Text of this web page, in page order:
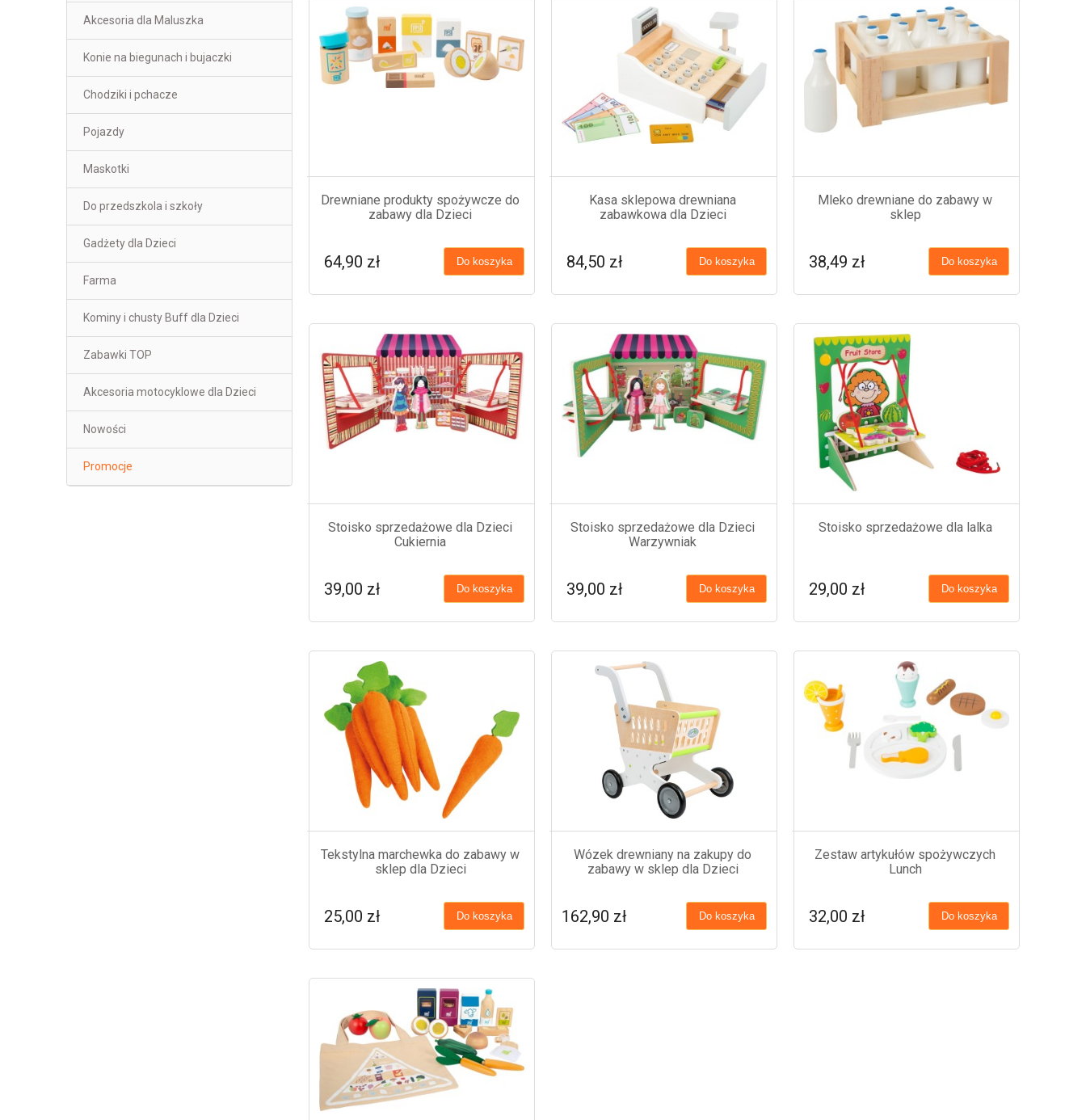
Akcesoria dla Maluszka
Konie na biegunach i bujaczki
Chodziki i pchacze
Pojazdy
Maskotki
Do przedszkola i szkoły
Gadżety dla Dzieci
Farma
Kominy i chusty Buff dla Dzieci
Zabawki TOP
Akcesoria motocyklowe dla Dzieci
Nowości
Promocje
Drewniane produkty spożywcze do
zabawy dla Dzieci
64,90 zł Do koszyka
Kasa sklepowa drewniana
zabawkowa dla Dzieci
84,50 zł Do koszyka
Mleko drewniane do zabawy w
sklep
38,49 zł Do koszyka
Stoisko sprzedażowe dla Dzieci
Cukiernia
39,00 zł Do koszyka
Stoisko sprzedażowe dla Dzieci
Warzywniak
39,00 zł Do koszyka
Stoisko sprzedażowe dla lalka
29,00 zł Do koszyka
Tekstylna marchewka do zabawy w
sklep dla Dzieci
25,00 zł Do koszyka
Wózek drewniany na zakupy do
zabawy w sklep dla Dzieci
162,90 zł Do koszyka
Zestaw artykułów spożywczych
Lunch
32,00 zł Do koszyka